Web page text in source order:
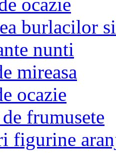
burlacilor
nunti
mireasa
ocazie
frumusete
figurine